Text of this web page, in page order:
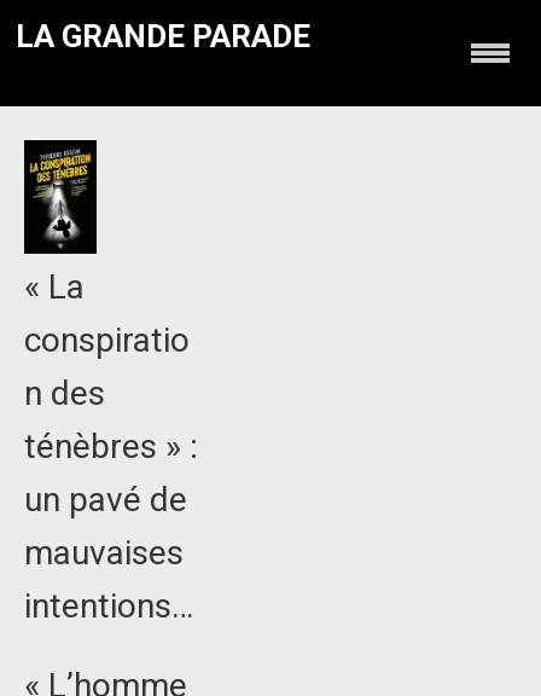
LA GRANDE PARADE
« La
conspiratio
n des
ténèbres » :
un pavé de
mauvaises
intentions…
« L’homme